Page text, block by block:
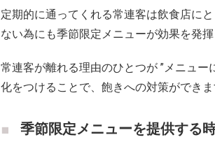
定期的に通ってくれる常連客は飲食店に
ない為にも季節限定メニューが効果を発
常連客が離れる理由のひとつが ”メニュ
化をつけることで、飽きへの対策ができ
季節限定メニューを提供する